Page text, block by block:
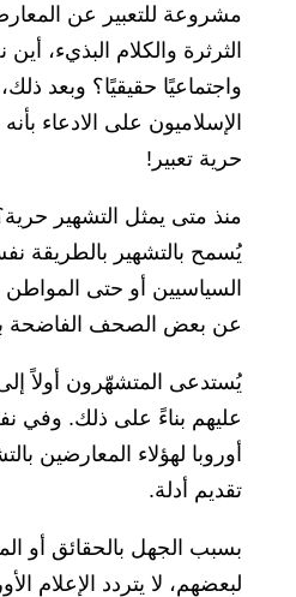
مشروعة للتعبير عن
الثرثرة والكلام البذيء،
واجتماعيًا حقيقيًا؟ وبعد
الإسلاميون على الادعاء
حرية تعبير!
منذ متى يمثل التشهير
يُسمح بالتشهير بالطريقة
السياسيين أو حتى المواطن
عن بعض الصحف الفاضحة
يُستدعى المتشهّرون أولاً
عليهم بناءً على ذلك. وفي
أوروبا لهؤلاء المعارضين
تقديم أدلة.
بسبب الجهل بالحقائق أو
لبعضهم، لا يتردد الإعلام